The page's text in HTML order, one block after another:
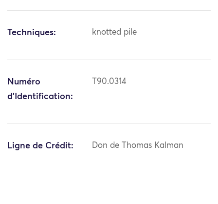
Techniques: knotted pile
Numéro
d'Identification:
T90.0314
Ligne de Crédit: Don de Thomas Kalman